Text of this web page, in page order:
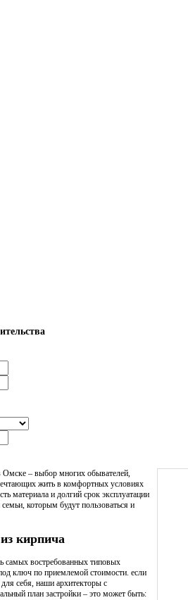
– выбор многих обывателей,
жить в комфортных условиях
материала и долгий срок эксплуатации
которым будут пользоваться и
кирпича
самых востребованных типовых
ключ по приемлемой стоимости. если
себя, наши архитекторы с
план застройки – это может быть: